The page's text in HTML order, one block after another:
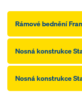
Rámové bednění
Nosná konstrukce
Nosná konstrukce